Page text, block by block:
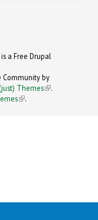
a Free Drupal
Community by
Themes (link is
.
(link is
.